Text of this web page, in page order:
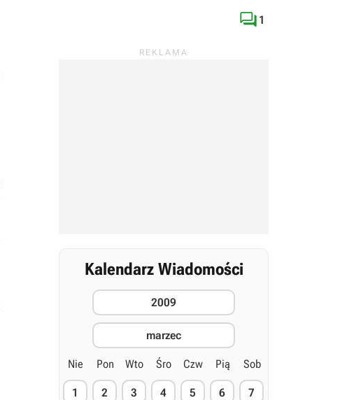
 1
Kalendarz Wiadomości
2009
marzec
Nie Pon Wto Śro Czw Pią Sob
1 2 3 4 5 6 7